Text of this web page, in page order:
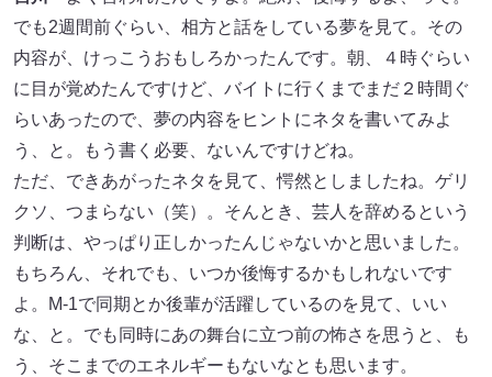
でも2週間前ぐらい、相方と話をしている夢を見て。その
内容が、けっこうおもしろかったんです。朝、４時ぐらい
に目が覚めたんですけど、バイトに行くまでまだ２時間ぐ
らいあったので、夢の内容をヒントにネタを書いてみよ
う、と。もう書く必要、ないんですけどね。
ただ、できあがったネタを見て、愕然としましたね。ゲリ
クソ、つまらない（笑）。そんとき、芸人を辞めるという
判断は、やっぱり正しかったんじゃないかと思いました。
もちろん、それでも、いつか後悔するかもしれないです
よ。M-1で同期とか後輩が活躍しているのを見て、いい
な、と。でも同時にあの舞台に立つ前の怖さを思うと、も
う、そこまでのエネルギーもないなとも思います。